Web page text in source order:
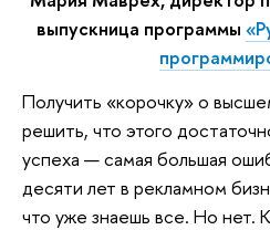
выпускница программы
Получить «корочку» о
решить, что этого
успеха — самая большая
десяти лет в рекламном
что уже знаешь все. Но нет.